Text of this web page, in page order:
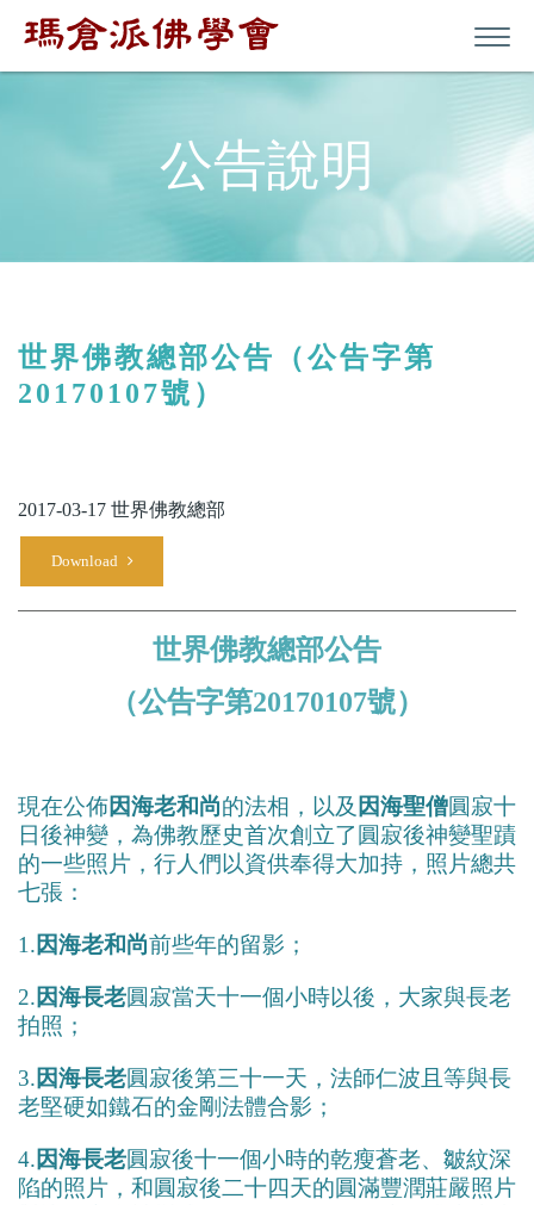
公告說明
世界佛教總部公告（公告字第
20170107號）
2017-03-17 世界佛教總部
Download
世界佛教總部公告
（公告字第20170107號）
現在公佈因海老和尚的法相，以及 因海聖僧圓寂十
日後神變，為佛教歷史首次創立了圓寂後神變聖蹟
的一些照片，行人們以資供奉得大加持，照片總共
七張：
1.因海老和尚前些年的留影；
2.因海長老圓寂當天十一個小時以後，大家與長老
拍照；
3.因海長老圓寂後第三十一天，法師仁波且等與長
老堅硬如鐵石的金剛法體合影；
4.因海長老圓寂後十一個小時的乾瘦蒼老、皺紋深
陷的照片，和圓寂後二十四天的圓滿豐潤莊嚴照片